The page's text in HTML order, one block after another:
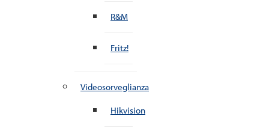
R&M
Fritz!
Videosorveglianza
Hikvision